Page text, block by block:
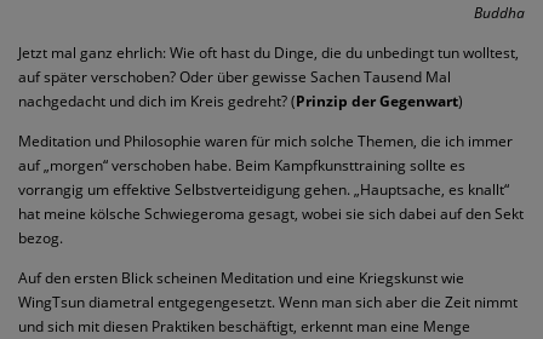
Buddha
Jetzt mal ganz ehrlich: Wie oft hast du Dinge, die du unbedingt tun wolltest,
auf später verschoben? Oder über gewisse Sachen Tausend Mal
nachgedacht und dich im Kreis gedreht? (Prinzip der Gegenwart)
Meditation und Philosophie waren für mich solche Themen, die ich immer
auf „morgen“ verschoben habe. Beim Kampfkunsttraining sollte es
vorrangig um effektive Selbstverteidigung gehen. „Hauptsache, es knallt“
hat meine kölsche Schwiegeroma gesagt, wobei sie sich dabei auf den Sekt
bezog.
Auf den ersten Blick scheinen Meditation und eine Kriegskunst wie
WingTsun diametral entgegengesetzt. Wenn man sich aber die Zeit nimmt
und sich mit diesen Praktiken beschäftigt, erkennt man eine Menge